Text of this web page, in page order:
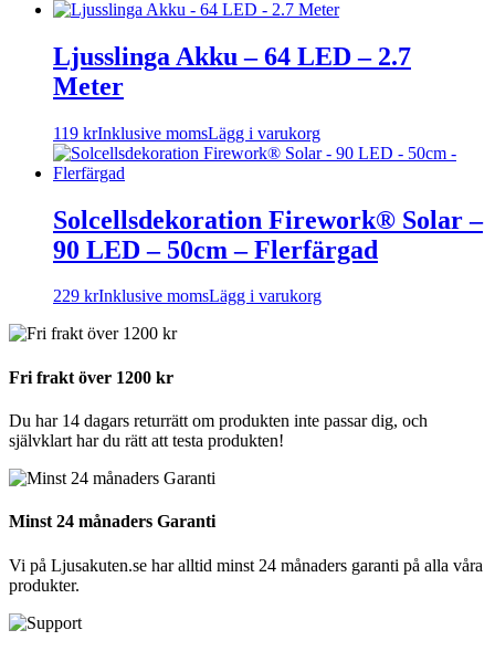
Ljusslinga Akku – 64 LED – 2.7
Meter
119 krInklusive momsLägg i varukorg
Solcellsdekoration Firework® Solar –
90 LED – 50cm – Flerfärgad
229 krInklusive momsLägg i varukorg
Fri frakt över 1200 kr
Du har 14 dagars returrätt om produkten inte passar dig, och
självklart har du rätt att testa produkten!
Minst 24 månaders Garanti
Vi på Ljusakuten.se har alltid minst 24 månaders garanti på alla våra
produkter.